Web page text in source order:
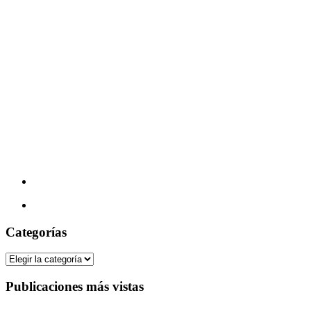
Categorías
Categorías
Publicaciones más vistas